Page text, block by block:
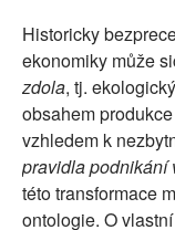
Historicky
ekonomiky může
zdola, tj.
obsahem
vzhledem k
pravidla podnikání
této transformace
ontologie. O